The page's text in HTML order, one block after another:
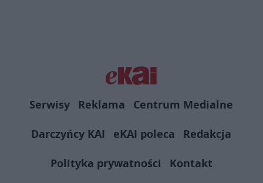
Serwisy Reklama
Centrum Medialne
Darczyńcy KAI
eKAI poleca
Redakcja
Polityka prywatności
Kontakt